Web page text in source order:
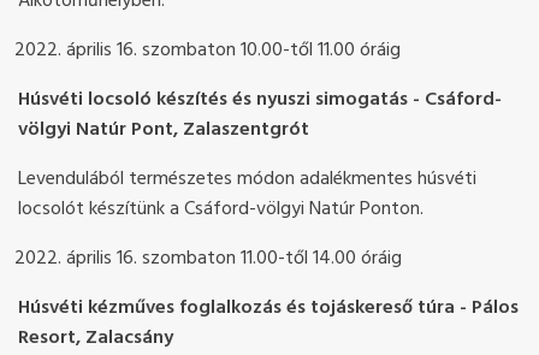
április 16. szombaton 10.00-től 11.00 óráig
Húsvéti locsoló készítés és nyuszi simogatás - Csáford-
völgyi Natúr Pont, Zalaszentgrót
Levendulából természetes módon adalékmentes húsvéti
locsolót készítünk a Csáford-völgyi Natúr Ponton.
április 16. szombaton 11.00-től 14.00 óráig
Húsvéti kézműves foglalkozás és tojáskereső túra - Pálos
Resort, Zalacsány